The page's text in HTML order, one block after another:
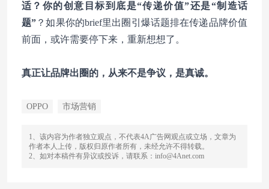
适？你的创意目标到底是“传递价值”还是“制造话
题” ？如果你的brief里出圈引爆话题排在传递品牌价值
前面，或许需要停下来，重新想想了。
真正让品牌出圈的，从来不是争议，是真诚。
OPPO 市场营销
1、该内容为作者独立观点，不代表4A广告网观点或立场，文章为
作者本人上传，版权归原作者所有，未经允许不得转载。
2、如对本稿件有异议或投诉，请联系：info@4Anet.com